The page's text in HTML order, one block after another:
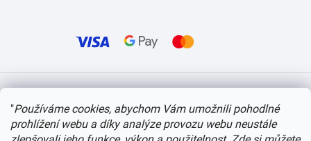
"Používáme cookies, abychom Vám umožnili pohodlné
prohlížení webu a díky analýze provozu webu neustále
Copyright 2026itvlaky.cz . Všechna práva vyhrazena. Upravit nastavení cookies